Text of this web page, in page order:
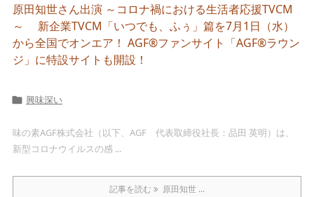
原田知世さん出演 ～コロナ禍における生活者応援TVCM
～ 新企業TVCM「いつでも、ふぅ」篇を7月1日（水）
から全国でオンエア！ AGF®ファンサイト「AGF®ラウン
ジ」に特設サイトも開設！
 興味深い
味の素AGF株式会社（以下、AGF 代表取締役社長：品田 英明）は、
新型コロナウイルスの感 ...
記事を読む 原田知世 ...